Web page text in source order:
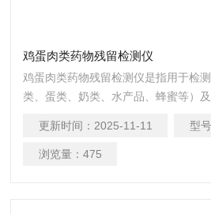
鸡蛋肉类药物残留检测仪
鸡蛋肉类药物残留检测仪是指用于检
类、蛋类、奶类、水产品、蜂蜜等）
仪器设备。
更新时间： 2025-11-11 型号
浏览量： 475